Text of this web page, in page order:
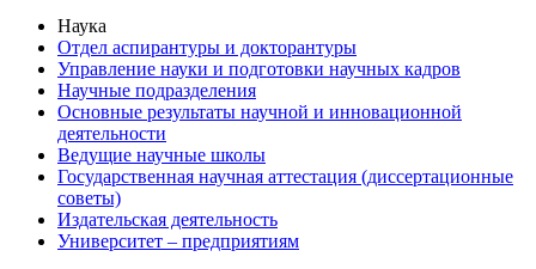
Наука
Отдел аспирантуры и докторантуры
Управление науки и подготовки научных кадров
Научные подразделения
Основные результаты научной и инновационной
деятельности
Ведущие научные школы
Государственная научная аттестация (диссертационные
советы)
Издательская деятельность
Университет – предприятиям